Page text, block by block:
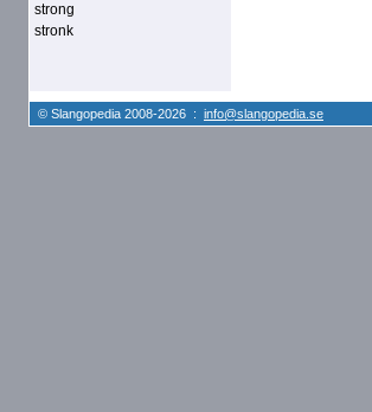
strong
stronk
© Slangopedia 2008-2026 : info@slangopedia.se